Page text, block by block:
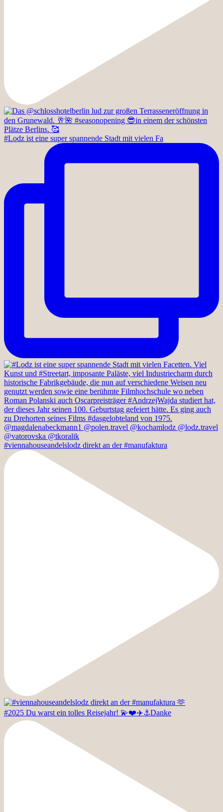
#Lodz ist eine super spannende Stadt mit vielen Fa
#viennahouseandelslodz direkt an der #manufaktura
#2025 Du warst ein tolles Reisejahr! 💫❤️✈️⚓️Danke